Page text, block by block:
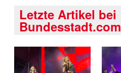
Letzte Artikel bei
Bundesstadt.com